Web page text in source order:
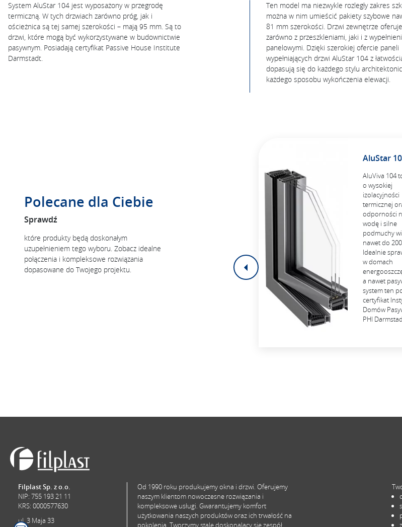
System AluStar 104 jest wyposażony w przegrodę
termiczną. W tych drzwiach zarówno próg, jak i
ościeżnica są tej samej szerokości – mają 95 mm. Są to
drzwi, które mogą być wykorzystywane w budownictwie
pasywnym. Posiadają certyfikat Passive House Institute
Darmstadt.
Ten model ma niezwykle rozległy zakres
można w nim umieścić pakiety szybowe
81 mm szerokości. Drzwi zewnętrze
zarówno z przeszkleniami, jaki i z
panelowymi. Dzięki szerokiej ofercie paneli
wypełniających drzwi AluStar 104 z
dopasują się do każdego stylu
każdego sposobu wykończenia elewacji.
Polecane dla Ciebie
Sprawdź
które produkty będą doskonałym
uzupełnieniem tego wyboru. Zobacz idealne
połączenia i kompleksowe rozwiązania
dopasowane do Twojego projektu.
AluStar
AluViva 104
o wysokiej
izolacyjności
termicznej
odporności
wodę i silne
podmuchy
nawet do
Idealnie
w domach
a nawet
system ten
certyfikat
Domów
PHI
Filplast Sp. z o.o.
NIP: 755 193 21 11
KRS: 0000577630
ul. 3 Maja 33
Od 1990 roku produkujemy okna i drzwi. Oferujemy
naszym klientom nowoczesne rozwiązania i
kompleksowe usługi. Gwarantujemy komfort
użytkowania naszych produktów oraz ich trwałość na
pokolenia. Tworzymy stale doskonalący się zespół.